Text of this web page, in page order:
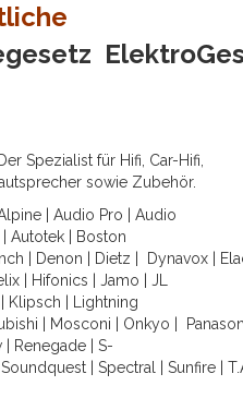
Spezialist für Hifi, Car-Hifi,
sowie Zubehör.
| Audio Pro
Audio
Autotek
Boston
Denon Dietz Dynavox
Hifonics Jamo
JL
Klipsch
Lightning
Mosconi Onkyo
| Renegade| S-
Soundquest Spectral Sunfire